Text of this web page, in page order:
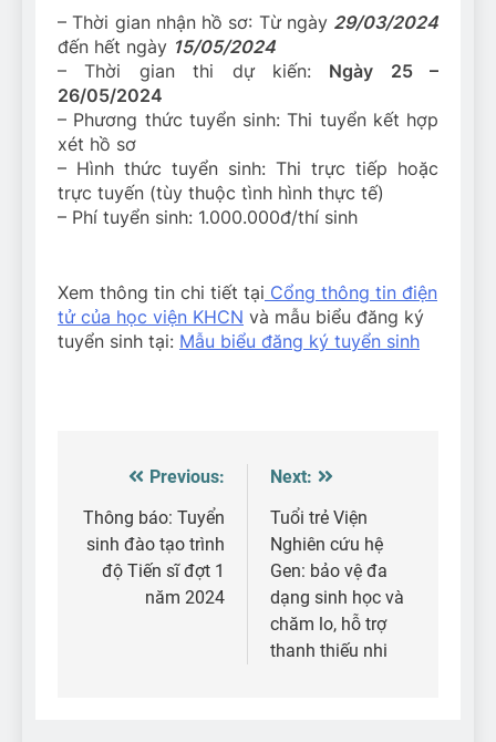
– Thời gian nhận hồ sơ: Từ ngày 29/03/2024
đến hết ngày 15/05/2024
– Thời gian thi dự kiến: Ngày 25 –
26/05/2024
– Phương thức tuyển sinh: Thi tuyển kết hợp
xét hồ sơ
– Hình thức tuyển sinh: Thi trực tiếp hoặc
trực tuyến (tùy thuộc tình hình thực tế)
– Phí tuyển sinh: 1.000.000đ/thí sinh
Xem thông tin chi tiết tại Cổng thông tin điện
tử của học viện KHCN và mẫu biểu đăng ký
tuyển sinh tại: Mẫu biểu đăng ký tuyển sinh
Điều
hướng
bài
Previous:
Thông báo: Tuyển
sinh đào tạo trình
độ Tiến sĩ đợt 1
năm 2024
Next:
Tuổi trẻ Viện
Nghiên cứu hệ
Gen: bảo vệ đa
dạng sinh học và
chăm lo, hỗ trợ
thanh thiếu nhi